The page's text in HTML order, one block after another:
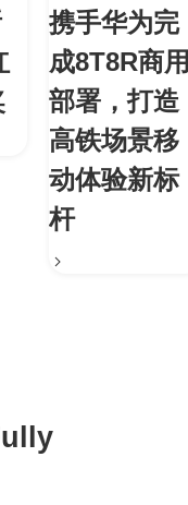
携手华为完
成8T8R商
部署，打造
高铁场景移
动体验新标
杆